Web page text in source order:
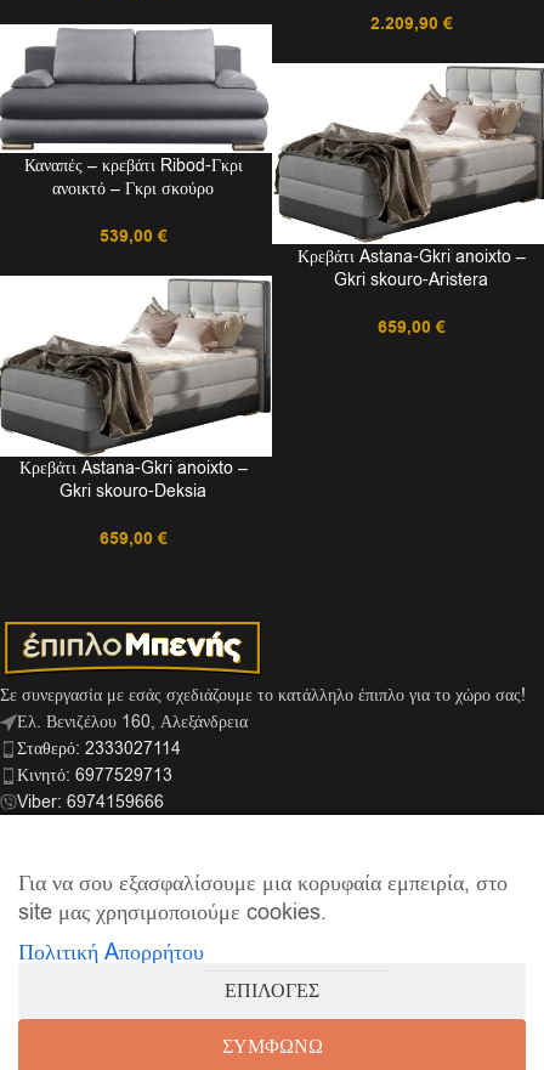
2.209,90 €
Καναπές – κρεβάτι Ribod-Γκρι
ανοικτό – Γκρι σκούρο
539,00 €
Κρεβάτι Astana-Gkri anoixto –
Gkri skouro-Aristera
659,00 €
Κρεβάτι Astana-Gkri anoixto –
Gkri skouro-Deksia
659,00 €
Σε συνεργασία με εσάς σχεδιάζουμε το κατάλληλο έπιπλο για το χώρο σας!
Ελ. Βενιζέλου 160, Αλεξάνδρεια
Σταθερό: 2333027114
Κινητό: 6977529713
Viber: 6974159666
ΣΎΝΔΕΣΜΟΙ
ΠΛΗΡΟΦΟΡΊΕΣ
Έπιπλο Μπενής| Supported by
Για να σου εξασφαλίσουμε μια κορυφαία εμπειρία, στο
site μας χρησιμοποιούμε cookies.
Πολιτική Aπορρήτου
ΕΠΙΛΟΓΕΣ
ΣΥΜΦΩΝΩ